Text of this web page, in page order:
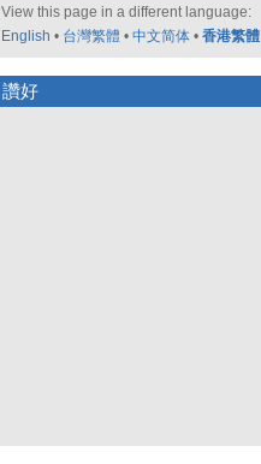
View this page in a different language:
English • 台灣繁體 • 中文简体 • 香港繁體
讚好